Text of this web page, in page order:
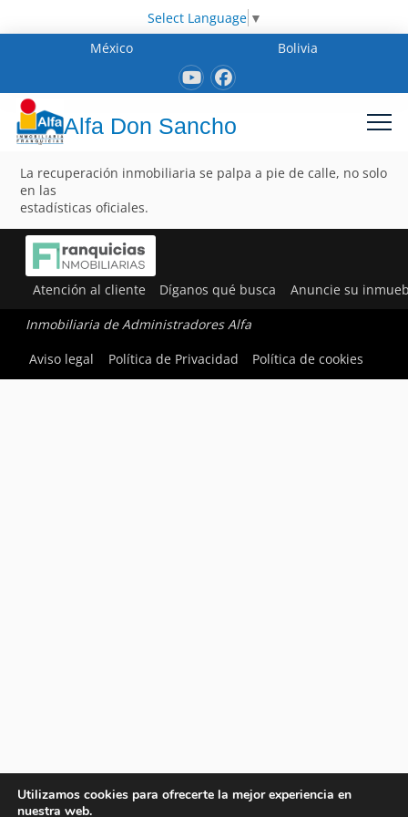
Select Language ▼
México
Bolivia
Alfa Don Sancho
La recuperación inmobiliaria se palpa a pie de calle, no solo
en las
estadísticas oficiales.
Atención al cliente Díganos qué busca Anuncie su
Inmobiliaria de Administradores Alfa
Aviso legal
Política de Privacidad Política de cookies
Utilizamos cookies para ofrecerte la mejor experiencia en
nuestra web.